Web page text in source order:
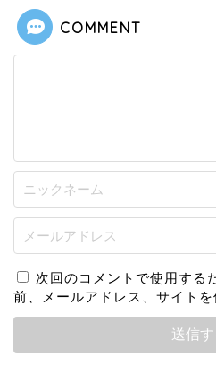
COMMENT
次回のコメントで使用する
前、メールアドレス、サイトを